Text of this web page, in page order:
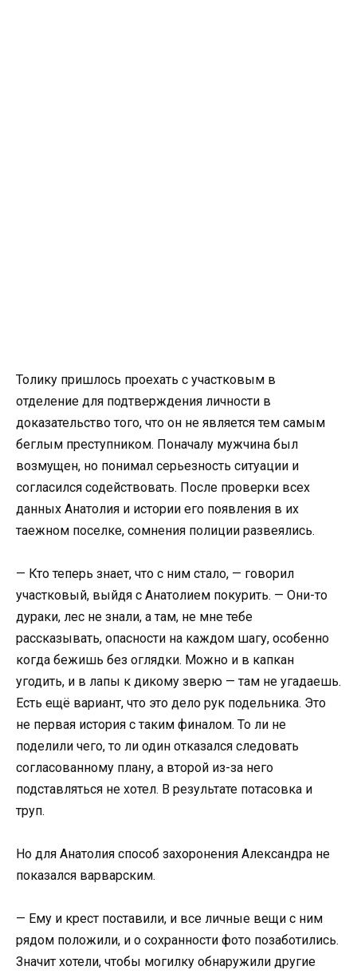
Толику пришлось проехать с участковым в
отделение для подтверждения личности в
доказательство того, что он не является тем самым
беглым преступником. Поначалу мужчина был
возмущен, но понимал серьезность ситуации и
согласился содействовать. После проверки всех
данных Анатолия и истории его появления в их
таежном поселке, сомнения полиции развеялись.
— Кто теперь знает, что с ним стало, — говорил
участковый, выйдя с Анатолием покурить. — Они-то
дураки, лес не знали, а там, не мне тебе
рассказывать, опасности на каждом шагу, особенно
когда бежишь без оглядки. Можно и в капкан
угодить, и в лапы к дикому зверю — там не угадаешь.
Есть ещё вариант, что это дело рук подельника. Это
не первая история с таким финалом. То ли не
поделили чего, то ли один отказался следовать
согласованному плану, а второй из-за него
подставляться не хотел. В результате потасовка и
труп.
Но для Анатолия способ захоронения Александра не
показался варварским.
— Ему и крест поставили, и все личные вещи с ним
рядом положили, и о сохранности фото позаботились.
Значит хотели, чтобы могилку обнаружили другие